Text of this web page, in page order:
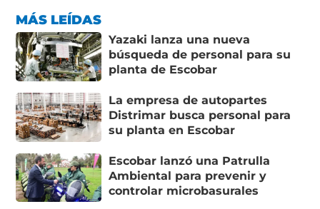
MÁS LEÍDAS
Yazaki lanza una nueva
búsqueda de personal para su
planta de Escobar
La empresa de autopartes
Distrimar busca personal para
su planta en Escobar
Escobar lanzó una Patrulla
Ambiental para prevenir y
controlar microbasurales